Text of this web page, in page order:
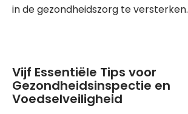
in de gezondheidszorg te versterken.
Vijf Essentiële Tips voor
Gezondheidsinspectie en
Voedselveiligheid